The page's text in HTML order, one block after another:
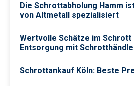
Die Schrottabholung Hamm
von Altmetall spezialisiert
Wertvolle Schätze im Schrott
Entsorgung mit
Schrottankauf Köln: Beste